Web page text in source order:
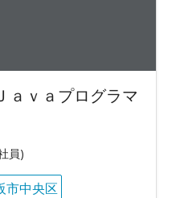
ａｖａプログラマ
員)
市中央区